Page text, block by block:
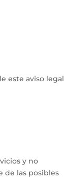
este aviso legal
y no
de las posibles